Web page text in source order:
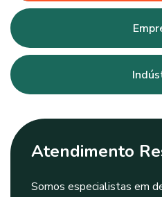
Atendimento
Somos especialistas em